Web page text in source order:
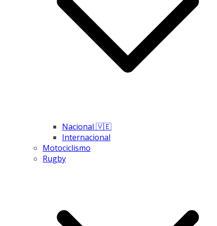
Nacional 🇻🇪
Internacional
Motociclismo
Rugby